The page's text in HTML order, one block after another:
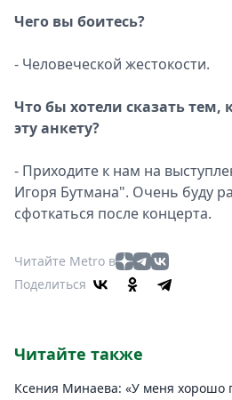
Чего вы боитесь?
- Человеческой жестокости.
Что бы хотели сказать тем,
эту анкету?
- Приходите к нам на
Игоря Бутмана". Очень буду
сфоткаться после концерта.
Читайте Metro в
Поделиться
Читайте также
Ксения Минаева: «У меня хорошо